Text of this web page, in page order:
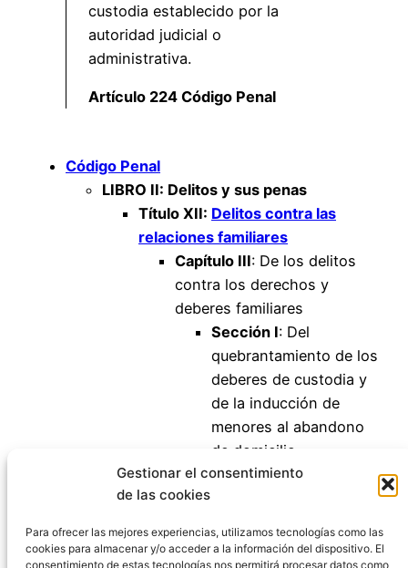
Gestionar el consentimiento
de las cookies
Para ofrecer las mejores experiencias, utilizamos tecnologías como las
cookies para almacenar y/o acceder a la información del dispositivo. El
consentimiento de estas tecnologías nos permitirá procesar datos como
custodia establecido por la
autoridad judicial o
administrativa.
Artículo 224 Código Penal
Código Penal
LIBRO II: Delitos y sus penas
Título XII: Delitos contra las
relaciones familiares
Capítulo III: De los delitos
contra los derechos y
deberes familiares
Sección I: Del
quebrantamiento de los
deberes de custodia y
de la inducción de
menores al abandono
de domicilio
Artículo 223